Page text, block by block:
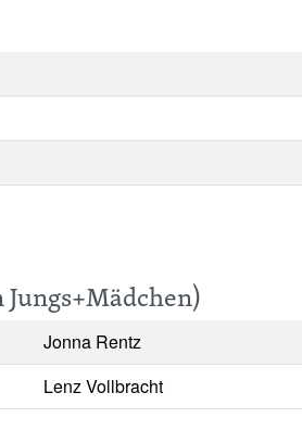
Jonna Rentz
Lenz Vollbracht